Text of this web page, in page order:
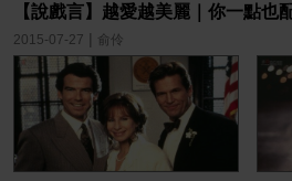
【說戲言】越愛越美麗｜你一點也
2015-07-27 | 俞伶